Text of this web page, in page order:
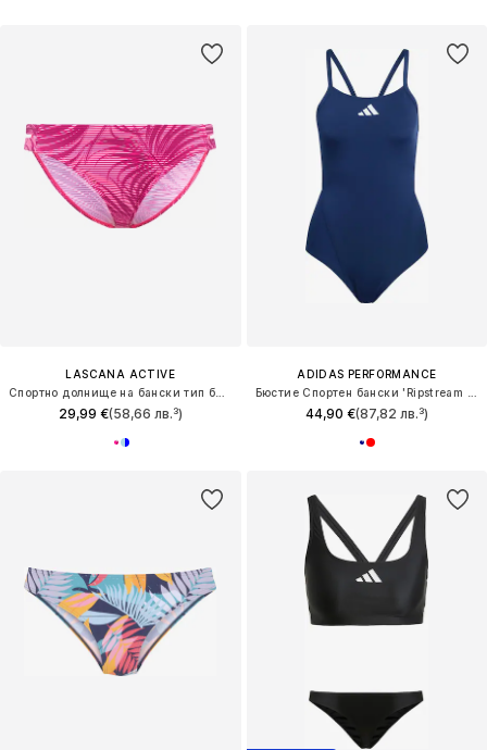
LASCANA ACTIVE
29,99 €(58,66 лв.³)
ADIDAS PERFORMANCE
44,90 €(87,82 лв.³)